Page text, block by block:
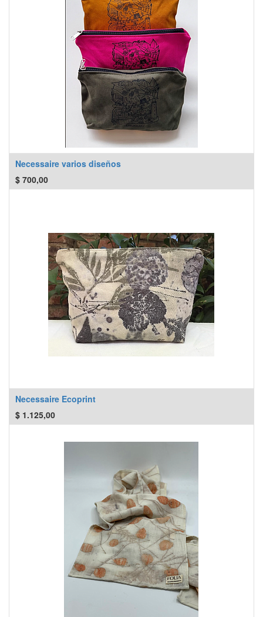
Necessaire varios diseños
$ 700,00
Necessaire Ecoprint
$ 1.125,00